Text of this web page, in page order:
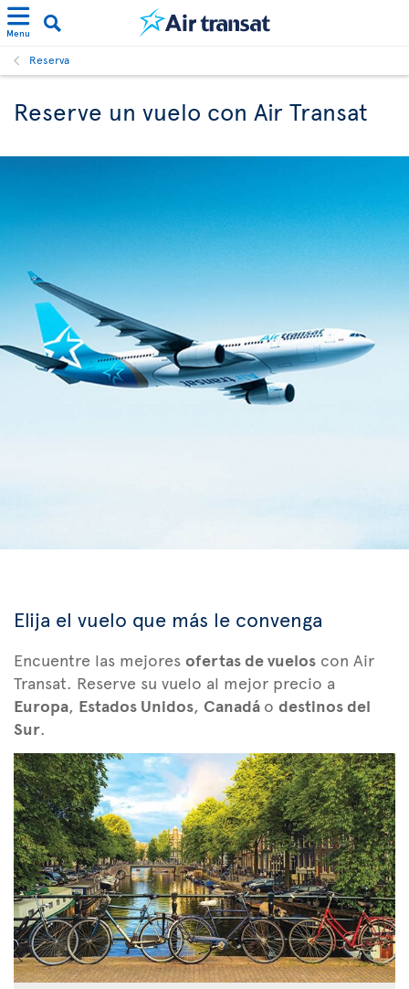
Menu
Reserva
Reserve un vuelo con Air Transat
Elija el vuelo que más le convenga
Encuentre las mejores ofertas de vuelos con Air
Transat. Reserve su vuelo al mejor precio a
Europa, Estados Unidos, Canadá o destinos del
Sur.